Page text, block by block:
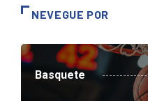
NEVEGUE POR
Basquete